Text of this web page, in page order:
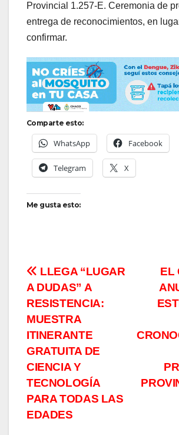
Provincial 1.257-E. Ceremonia de
entrega de reconocimientos, en
confirmar.
Comparte esto:
WhatsApp Facebook
Telegram X
Me gusta esto:
Navegación
de
entradas
EL
LLEGA “LUGAR
A DUDAS” A
RESISTENCIA:
MUESTRA
ITINERANTE
GRATUITA DE
CIENCIA Y
TECNOLOGÍA
PARA TODAS LAS
EDADES